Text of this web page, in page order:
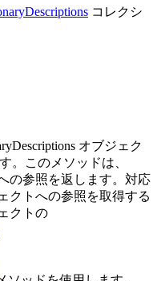
コレクシ
オブジェク
。このメソッドは、
の参照を返します。対応
クトへの参照を取得する
クトの